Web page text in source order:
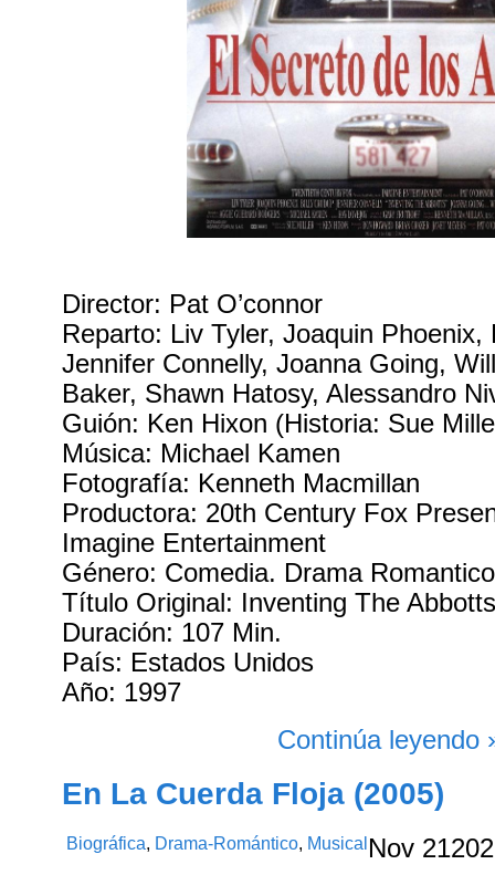
Director: Pat O’connor
Reparto: Liv Tyler, Joaquin Phoenix,
Jennifer Connelly, Joanna Going,
Baker, Shawn Hatosy, Alessandro
Guión: Ken Hixon (Historia: Sue
Música: Michael Kamen
Fotografía: Kenneth Macmillan
Productora: 20th Century Fox
Imagine Entertainment
Género: Comedia. Drama Romantico
Título Original: Inventing The
Duración: 107 Min.
País: Estados Unidos
Año: 1997
Continúa leyendo
En La Cuerda Floja (2005)
Biográfica, Drama-Romántico, Musical Nov 21